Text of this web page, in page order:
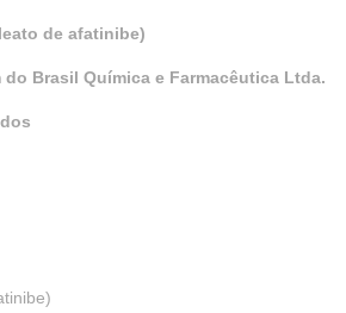
de afatinibe)
Brasil Química e Farmacêutica Ltda.